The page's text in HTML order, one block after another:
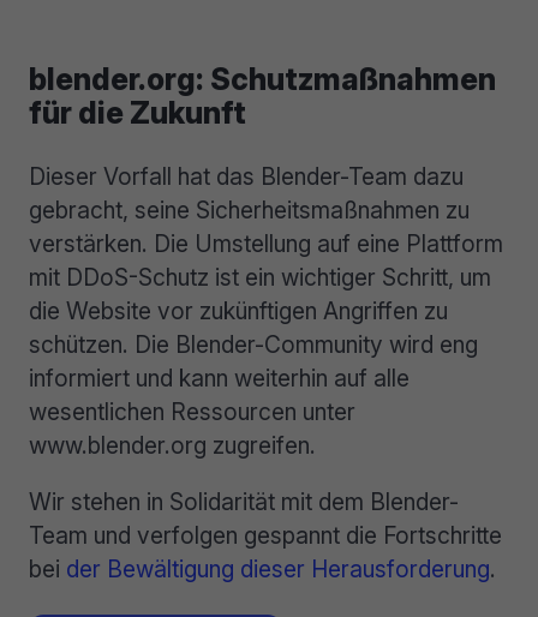
blender.org: Schutzmaßnahmen
für die Zukunft
Dieser Vorfall hat das Blender-Team dazu
gebracht, seine Sicherheitsmaßnahmen zu
verstärken. Die Umstellung auf eine Plattform
mit DDoS-Schutz ist ein wichtiger Schritt, um
die Website vor zukünftigen Angriffen zu
schützen. Die Blender-Community wird eng
informiert und kann weiterhin auf alle
wesentlichen Ressourcen unter
www.blender.org zugreifen.
Wir stehen in Solidarität mit dem Blender-
Team und verfolgen gespannt die Fortschritte
bei der Bewältigung dieser Herausforderung.